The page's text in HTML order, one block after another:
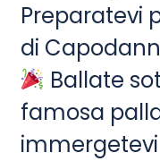
Preparatevi
di
Ballate
famosa